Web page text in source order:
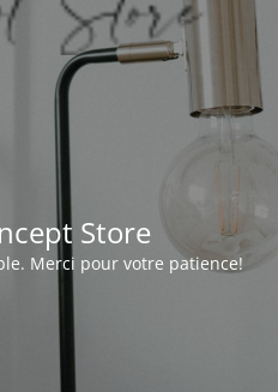
Store
Merci pour votre patience!